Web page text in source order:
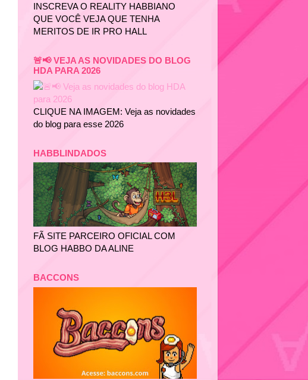
INSCREVA O REALITY HABBIANO
QUE VOCÊ VEJA QUE TENHA
MERITOS DE IR PRO HALL
🚨📢 VEJA AS NOVIDADES DO BLOG
HDA PARA 2026
CLIQUE NA IMAGEM: Veja as novidades
do blog para esse 2026
HABBLINDADOS
FÃ SITE PARCEIRO OFICIAL COM
BLOG HABBO DA ALINE
BACCONS